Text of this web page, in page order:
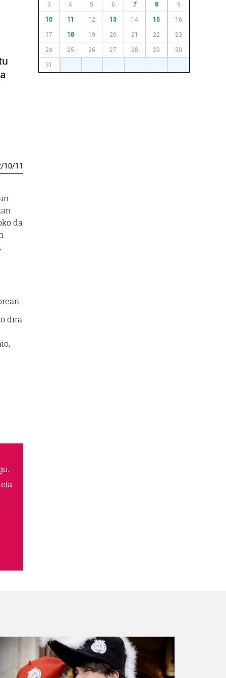
/10/11
da
dira
3 4 5 6 7 8 9
10 11 12 13 14 15 16
17 18 19 20 21 22 23
24 25 26 27 28 29 30
31